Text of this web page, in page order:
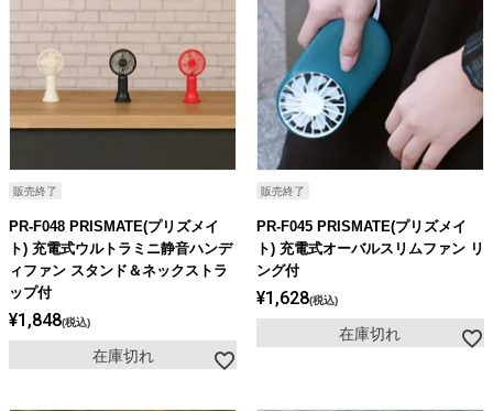
販売終了
PR-F048 PRISMATE(プリズメイ
ト) 充電式ウルトラミニ静音ハンデ
ィファン スタンド＆ネックストラ
ップ付
¥1,848 税込
在庫切れ
販売終了
PR-F045 PRISMATE(プリズメイ
ト) 充電式オーバルスリムファン リ
ング付
¥1,628 税込
在庫切れ